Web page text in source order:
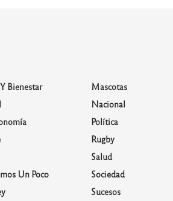
Bienestar
Un Poco
Mascotas
Nacional
Política
Rugby
Salud
Sociedad
Sucesos